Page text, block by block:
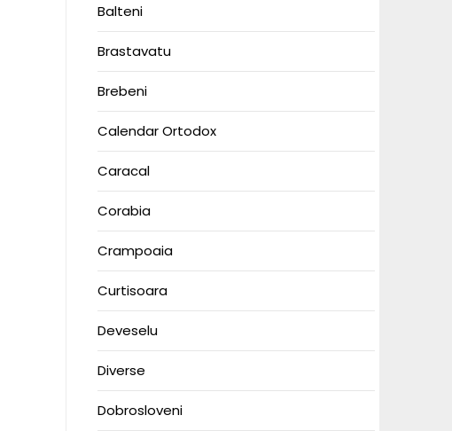
Balteni
Brastavatu
Brebeni
Calendar Ortodox
Caracal
Corabia
Crampoaia
Curtisoara
Deveselu
Diverse
Dobrosloveni